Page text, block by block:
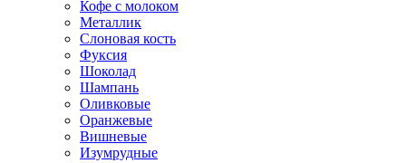
Кофе с молоком
Металлик
Слоновая кость
Фуксия
Шоколад
Шампань
Оливковые
Оранжевые
Вишневые
Изумрудные